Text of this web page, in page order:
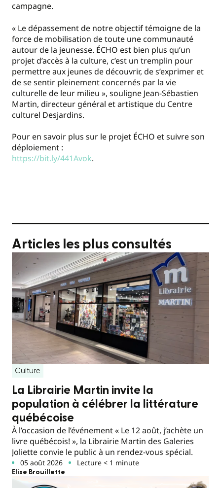
campagne.
« Le dépassement de notre objectif témoigne de la
force de mobilisation de toute une communauté
autour de la jeunesse. ÉCHO est bien plus qu’un
projet d’accès à la culture, c’est un tremplin pour
permettre aux jeunes de découvrir, de s’exprimer et
de se sentir pleinement concernés par la vie
culturelle de leur milieu », souligne Jean-Sébastien
Martin, directeur général et artistique du Centre
culturel Desjardins.
Pour en savoir plus sur le projet ÉCHO et suivre son
déploiement :
https://bit.ly/441Avok.
Articles les plus consultés
Culture
La Librairie Martin invite la
population à célébrer la littérature
québécoise
À l’occasion de l’événement « Le 12 août, j’achète un
livre québécois! », la Librairie Martin des Galeries
Joliette convie le public à un rendez-vous spécial.
05 août 2026 Lecture < 1 minute
Elise Brouillette